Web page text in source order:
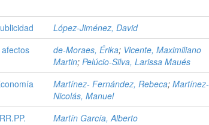
López-Jiménez, David
de-Moraes, Érika; Vicente, Maximiliano
Martin;Pelúcio-Silva, Larissa Maués
Martínez- Fernández, Rebeca;Martínez-
Nicolás, Manuel
Martín García, Alberto